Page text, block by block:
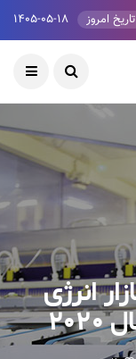
تاریخ امروز ۱۴۰۵-۰۵-۱۸
انرژی